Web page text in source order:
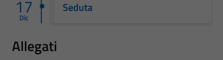
17
Dic
Seduta
Allegati